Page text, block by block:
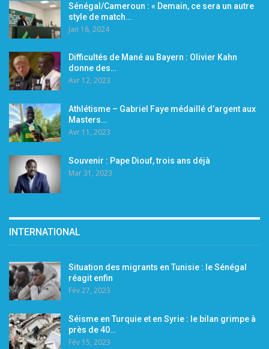
Sénégal/Cameroun : « Demain, ce sera un autre
style de match…
Jan 18, 2024
Difficultés de Mané au Bayern : Olivier Kahn
donne des…
Avr 12, 2023
Athlétisme – Gabriel Faye médaillé d’argent aux
Masters…
Avr 11, 2023
Souvenir : Pape Diouf, trois ans déjà
Mar 31, 2023
INTERNATIONAL
Situation des migrants en Tunisie : le Sénégal
réagit enfin
Fév 27, 2023
Séisme en Turquie et en Syrie : le bilan grimpe à
près de 40…
Fév 15, 2023